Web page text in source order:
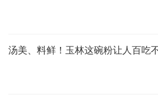
汤美、料鲜！玉林这碗粉让人百吃